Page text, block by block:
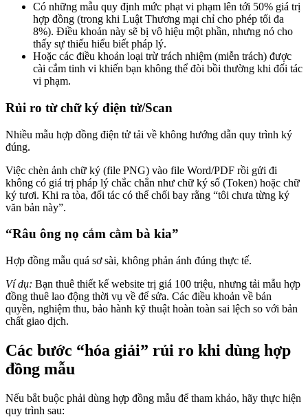
Có những mẫu quy định mức phạt vi phạm lên tới 50% giá trị
hợp đồng (trong khi Luật Thương mại chỉ cho phép tối đa
8%). Điều khoản này sẽ bị vô hiệu một phần, nhưng nó cho
thấy sự thiếu hiểu biết pháp lý.
Hoặc các điều khoản loại trừ trách nhiệm (miễn trách) được
cài cắm tinh vi khiến bạn không thể đòi bồi thường khi đối tác
vi phạm.
Rủi ro từ chữ ký điện tử/Scan
Nhiều mẫu hợp đồng điện tử tải về không hướng dẫn quy trình ký
đúng.
Việc chèn ảnh chữ ký (file PNG) vào file Word/PDF rồi gửi đi
không có giá trị pháp lý chắc chắn như chữ ký số (Token) hoặc chữ
ký tươi. Khi ra tòa, đối tác có thể chối bay rằng “tôi chưa từng ký
văn bản này”.
“Râu ông nọ cắm cằm bà kia”
Hợp đồng mẫu quá sơ sài, không phản ánh đúng thực tế.
Ví dụ: Bạn thuê thiết kế website trị giá 100 triệu, nhưng tải mẫu hợp
đồng thuê lao động thời vụ về để sửa. Các điều khoản về bản
quyền, nghiệm thu, bảo hành kỹ thuật hoàn toàn sai lệch so với bản
chất giao dịch.
Các bước “hóa giải” rủi ro khi dùng hợp
đồng mẫu
Nếu bắt buộc phải dùng hợp đồng mẫu để tham khảo, hãy thực hiện
quy trình sau: